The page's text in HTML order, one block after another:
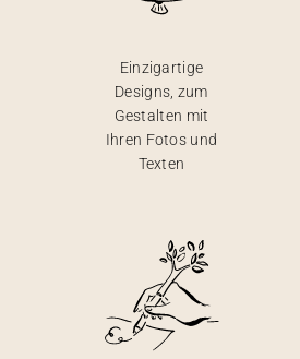
Einzigartige
Designs, zum
Gestalten mit
Ihren Fotos und
Texten